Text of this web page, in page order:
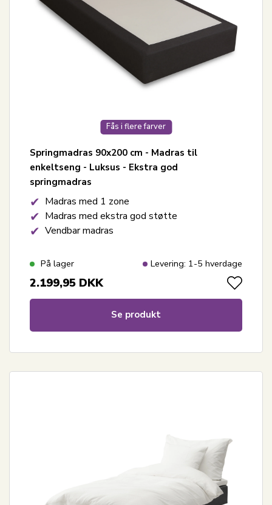
Fås i flere farver
Springmadras 90x200 cm - Madras til
enkeltseng - Luksus - Ekstra god
springmadras
På lager Levering: 1-5 hverdage
Madras med 1 zone
Madras med ekstra god støtte
Vendbar madras
2.199,95 DKK
Se produkt